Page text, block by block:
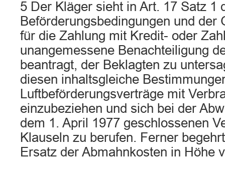
5 Der Kläger sieht in Art. 17 Satz 1
Beförderungsbedingungen und der
für die Zahlung mit Kredit- oder
unangemessene Benachteiligung
beantragt, der Beklagten zu
diesen inhaltsgleiche
Luftbeförderungsverträge mit
einzubeziehen und sich bei der
dem 1. April 1977 geschlossenen
Klauseln zu berufen. Ferner
Ersatz der Abmahnkosten in Höhe